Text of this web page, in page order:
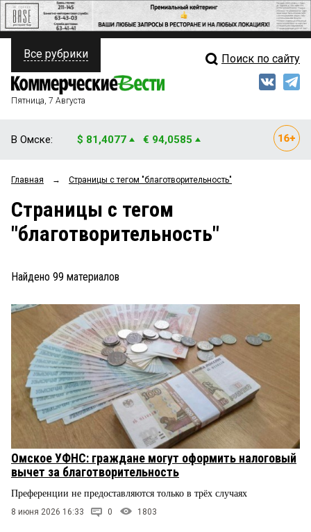
ПОЛИТИКА
ФИНАНСЫ
ОБЩЕСТВО
ЗАКОН
НОВОСТИ КОМПАНИЙ
ПРОИСШЕСТВИЯ
СТИЛЬ ЖИЗНИ
Свежий выпуск
Мнения
Блоги
Все рубрики Поиск по сайту
Пятница, 7 Августа
В Омске: $ 81,4077 € 94,0585
Главная → Страницы c тегом "благотворительность"
Страницы c тегом
"благотворительность"
Найдено 99 материалов
Омское УФНС: граждане могут оформить налоговый
вычет за благотворительность
Преференции не предоставляются только в трёх случаях
8 июня 2026 16:33 0 1803